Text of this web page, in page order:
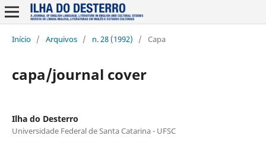
Início / Arquivos / n. 28 (1992) / Capa
capa/journal cover
Ilha do Desterro
Universidade Federal de Santa Catarina - UFSC